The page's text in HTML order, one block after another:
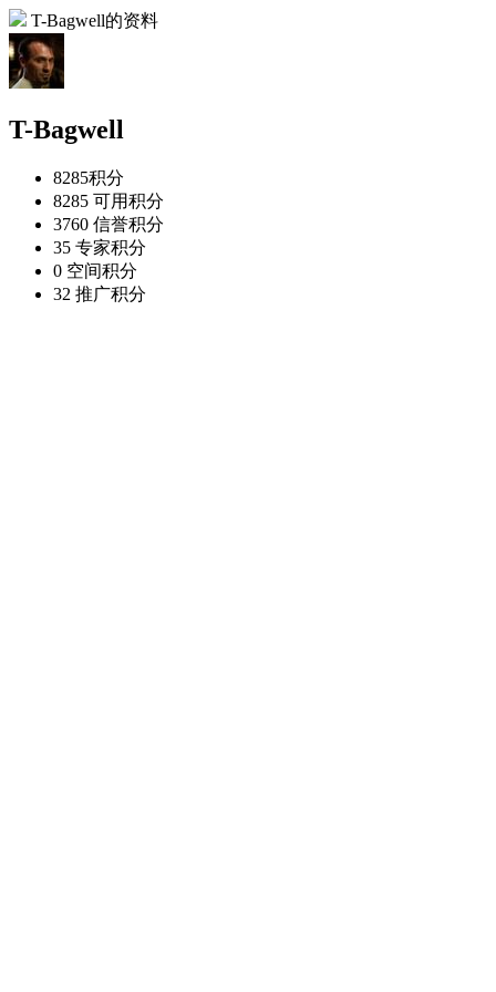
T-Bagwell的资料
T-Bagwell
8285积分
8285 可用积分
3760 信誉积分
35 专家积分
0 空间积分
32 推广积分